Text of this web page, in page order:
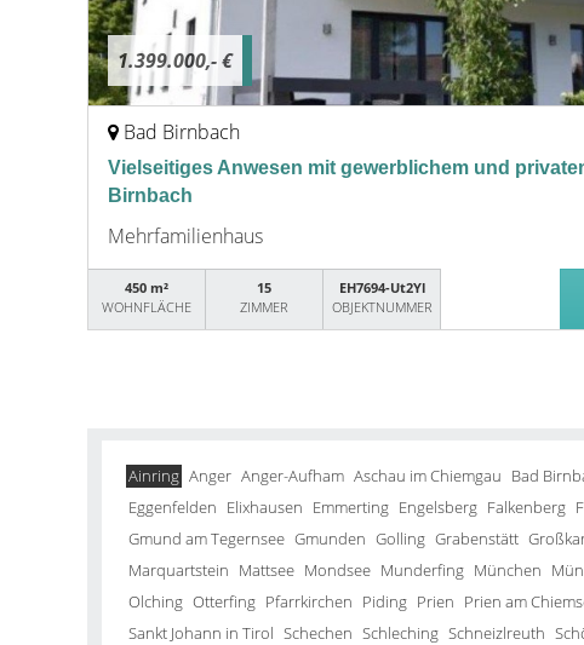
1.399.000,- €
Bad Birnbach
Vielseitiges Anwesen mit gewerblichem und
Birnbach
Mehrfamilienhaus
450 m²
WOHNFLÄCHE
15
ZIMMER
EH7694-Ut2Yl
OBJEKTNUMMER
Ainring Anger Anger-Aufham Aschau im Chiemgau Bad
Eggenfelden Elixhausen Emmerting Engelsberg Falkenberg
Gmund am Tegernsee Gmunden Golling Grabenstätt
Marquartstein Mattsee Mondsee Munderfing München
Olching Otterfing Pfarrkirchen Piding Prien Prien am
Sankt Johann in Tirol Schechen Schleching Schneizlreuth